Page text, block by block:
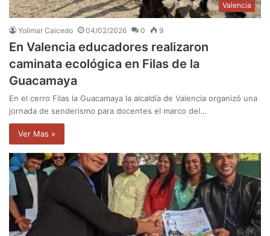
Valencia
Yolimar Caicedo 04/02/2026 0 9
En Valencia educadores realizaron
caminata ecológica en Filas de la
Guacamaya
En el cerro Filas la Guacamaya la alcaldía de Valencia organizó una
jornada de senderismo para docentes el marco del…
Ver Mas »